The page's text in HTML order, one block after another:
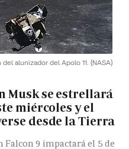
del alunizador del Apolo 11. (NASA)
Musk se estrellará
miércoles y el
desde la Tierra
Falcon 9 impactará el 5 de